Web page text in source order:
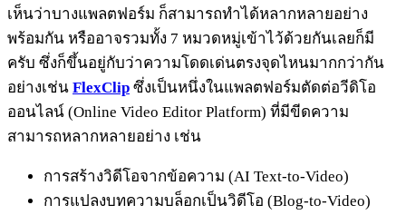
เห็นว่าบางแพลตฟอร์ม ก็สามารถทำได้หลากหลายอย่าง
พร้อมกัน หรืออาจรวมทั้ง 7 หมวดหมู่เข้าไว้ด้วยกันเลยก็มี
ครับ ซึ่งก็ขึ้นอยู่กับว่าความโดดเด่นตรงจุดไหนมากกว่ากัน
อย่างเช่น FlexClip ซึ่งเป็นหนึ่งในแพลตฟอร์มตัดต่อวีดิโอ
ออนไลน์ (Online Video Editor Platform) ที่มีขีดความ
สามารถหลากหลายอย่าง เช่น
การสร้างวิดีโอจากข้อความ (AI Text-to-Video)
การแปลงบทความบล็อกเป็นวิดีโอ (Blog-to-Video)